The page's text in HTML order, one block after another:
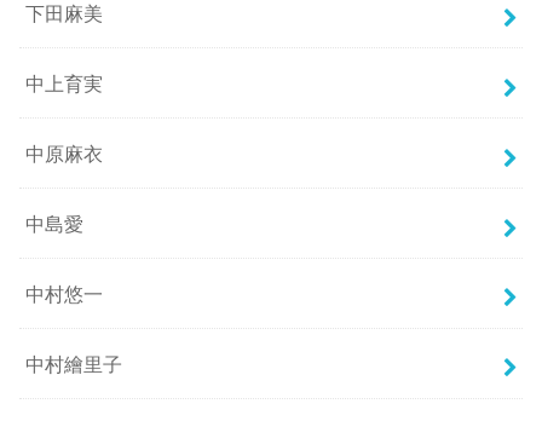
下田麻美
中上育実
中原麻衣
中島愛
中村悠一
中村繪里子